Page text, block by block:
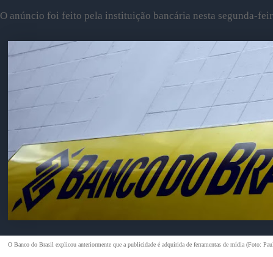
O anúncio foi feito pela instituição bancária nesta segunda-
O Banco do Brasil explicou anteriormente que a publicidade é adquirida de ferramentas de mídia (Foto: